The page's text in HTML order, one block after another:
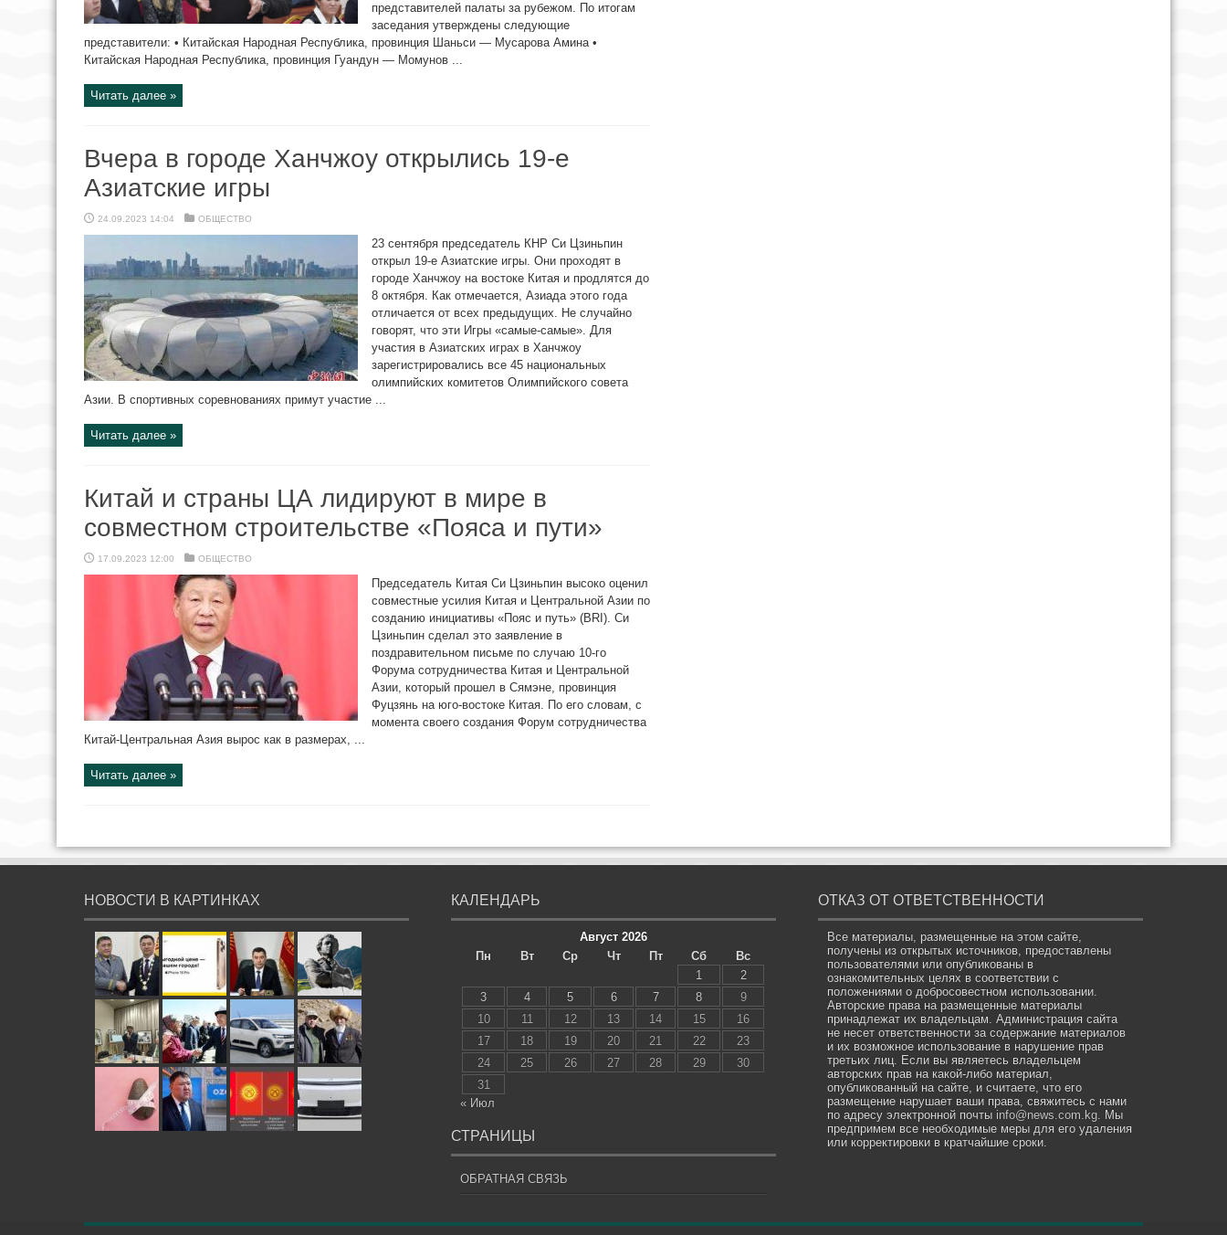
представителей палаты за рубежом. По итогам
заседания утверждены следующие
представители: • Китайская Народная Республика, провинция Шаньси — Мусарова Амина •
Китайская Народная Республика, провинция Гуандун — Момунов ...
Читать далее »
Вчера в городе Ханчжоу открылись 19-е
Азиатские игры
24.09.2023 14:04 ОБЩЕСТВО
23 сентября председатель КНР Си Цзиньпин
открыл 19-е Азиатские игры. Они проходят в
городе Ханчжоу на востоке Китая и продлятся до
8 октября. Как отмечается, Азиада этого года
отличается от всех предыдущих. Не случайно
говорят, что эти Игры «самые-самые». Для
участия в Азиатских играх в Ханчжоу
зарегистрировались все 45 национальных
олимпийских комитетов Олимпийского совета
Азии. В спортивных соревнованиях примут участие ...
Читать далее »
Китай и страны ЦА лидируют в мире в
совместном строительстве «Пояса и пути»
17.09.2023 12:00 ОБЩЕСТВО
Председатель Китая Си Цзиньпин высоко оценил
совместные усилия Китая и Центральной Азии по
созданию инициативы «Пояс и путь» (BRI). Си
Цзиньпин сделал это заявление в
поздравительном письме по случаю 10-го
Форума сотрудничества Китая и Центральной
Азии, который прошел в Сямэне, провинция
Фуцзянь на юго-востоке Китая. По его словам, с
момента своего создания Форум сотрудничества
Китай-Центральная Азия вырос как в размерах, ...
Читать далее »
НОВОСТИ В КАРТИНКАХ КАЛЕНДАРЬ
Август 2026
Пн
Вт Ср Чт Пт Сб
Вс
1
2
3
4 5 6 7 8
9
10
11 12 13 14 15
16
17
18 19 20 21 22
23
24
25 26 27 28 29
30
31
« Июл
СТРАНИЦЫ
ОБРАТНАЯ СВЯЗЬ
ОТКАЗ ОТ ОТВЕТСТВЕННОСТИ
Все материалы, размещенные на этом сайте,
получены из открытых источников, предоставлены
пользователями или опубликованы в
ознакомительных целях в соответствии с
положениями о добросовестном использовании.
Авторские права на размещенные материалы
принадлежат их владельцам. Администрация сайта
не несет ответственности за содержание материалов
и их возможное использование в нарушение прав
третьих лиц. Если вы являетесь владельцем
авторских прав на какой-либо материал,
опубликованный на сайте, и считаете, что его
размещение нарушает ваши права, свяжитесь с нами
по адресу электронной почты info@news.com.kg. Мы
предпримем все необходимые меры для его удаления
или корректировки в кратчайшие сроки.